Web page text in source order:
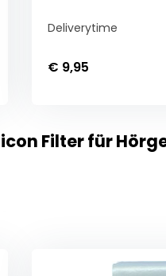
Deliverytime
€ 9,95
Filter für